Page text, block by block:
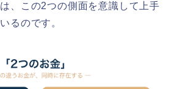
、この2つの側面を意識して上手
るのです。